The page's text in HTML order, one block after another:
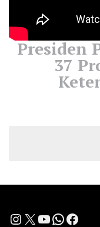
Presiden
37
Instagram
X YouTube